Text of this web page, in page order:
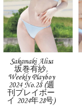
Sakamaki Alisa
坂巻有紗,
Weekly Playboy
2024 No.28 (週
刊プレイボー
イ 2024年28号)